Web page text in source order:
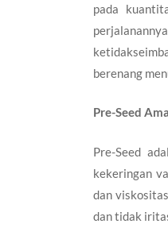
pada
berenang
Pre-Seed
Pre-Seed
kekeringan
dan
dan tidak